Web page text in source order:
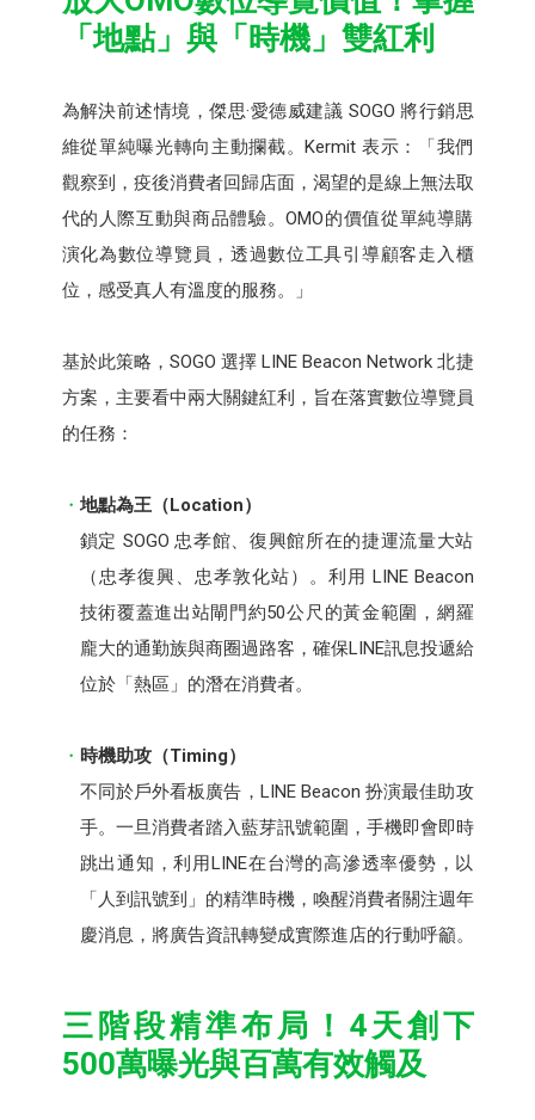
「地點」與「時機」雙紅利
為解決前述情境，傑思·愛德威建議 SOGO 將行銷思
維從單純曝光轉向主動攔截。Kermit 表示：「我們
觀察到，疫後消費者回歸店面，渴望的是線上無法取
代的人際互動與商品體驗。OMO的價值從單純導購
演化為數位導覽員，透過數位工具引導顧客走入櫃
位，感受真人有溫度的服務。」
基於此策略，SOGO 選擇 LINE Beacon Network 北捷
方案，主要看中兩大關鍵紅利，旨在落實數位導覽員
的任務：
地點為王（Location）
鎖定 SOGO 忠孝館、復興館所在的捷運流量大站
（忠孝復興、忠孝敦化站）。利用 LINE Beacon
技術覆蓋進出站閘門約50公尺的黃金範圍，網羅
龐大的通勤族與商圈過路客，確保LINE訊息投遞給
位於「熱區」的潛在消費者。
時機助攻（Timing）
不同於戶外看板廣告，LINE Beacon 扮演最佳助攻
手。一旦消費者踏入藍芽訊號範圍，手機即會即時
跳出通知，利用LINE在台灣的高滲透率優勢，以
「人到訊號到」的精準時機，喚醒消費者關注週年
慶消息，將廣告資訊轉變成實際進店的行動呼籲。
三階段精準布局！4天創下
500萬曝光與百萬有效觸及